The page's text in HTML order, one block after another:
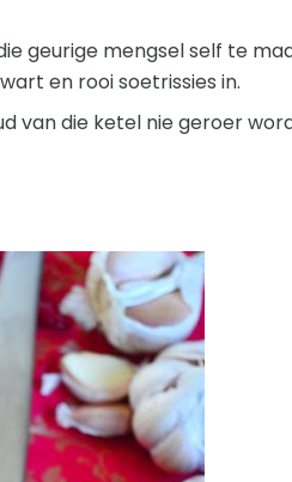
geurige mengsel self te
en rooi soetrissies in.
van die ketel nie geroer